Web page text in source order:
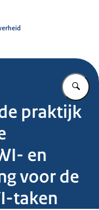
praktijk
en
voor de
taken